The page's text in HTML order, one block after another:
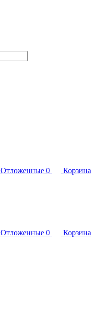
Отложенные 0 Корзина
Отложенные 0 Корзина